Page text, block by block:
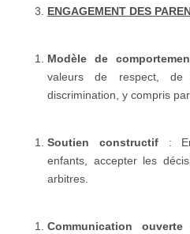
ENGAGEMENT DES
Modèle de
valeurs de respect,
discrimination, y compris par
Soutien constructif:
enfants, accepter les
arbitres.
Communication ouverte